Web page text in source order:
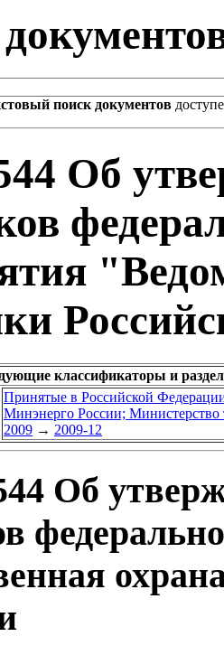
поиск документов
Об
классификаторы и
Принятые в Российской
Минэнерго России; Министерство
2009 → 2009-12
Об